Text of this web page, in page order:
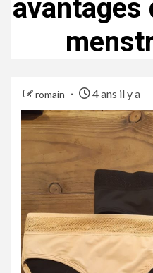
avantages
romain 4 ans il y a